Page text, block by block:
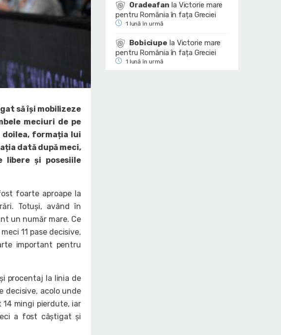
să își mobilizeze
meciuri de pe
formația lui
dată după meci,
libere și posesiile
foarte aproape la
Totuși, având în
un număr mare. Ce
11 pase decisive,
important pentru
procentaj la linia de
decisive, acolo unde
mingi pierdute, iar
a fost câștigat și
Oradeafan la Victorie mare
pentru România în fața Greciei
1 lună în urmă
Bobiciupe la Victorie mare
pentru România în fața Greciei
1 lună în urmă